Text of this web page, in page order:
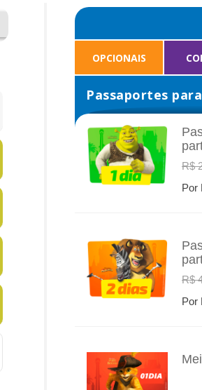
OPCIONAIS
Passaportes
INFO
R$
Por
INFO
R$
Por
INFO